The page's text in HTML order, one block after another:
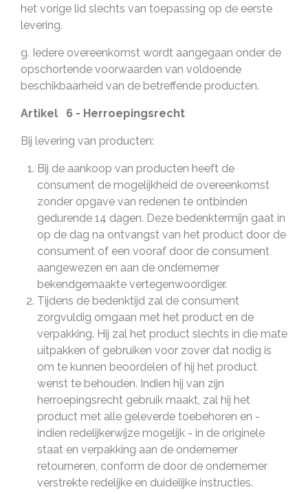
het vorige lid slechts van toepassing op de eerste
levering.
g. Iedere overeenkomst wordt aangegaan onder de
opschortende voorwaarden van voldoende
beschikbaarheid van de betreffende producten.
Artikel 6 - Herroepingsrecht
Bij levering van producten:
Bij de aankoop van producten heeft de
consument de mogelijkheid de overeenkomst
zonder opgave van redenen te ontbinden
gedurende 14 dagen. Deze bedenktermijn gaat in
op de dag na ontvangst van het product door de
consument of een vooraf door de consument
aangewezen en aan de ondernemer
bekendgemaakte vertegenwoordiger.
Tijdens de bedenktijd zal de consument
zorgvuldig omgaan met het product en de
verpakking. Hij zal het product slechts in die mate
uitpakken of gebruiken voor zover dat nodig is
om te kunnen beoordelen of hij het product
wenst te behouden. Indien hij van zijn
herroepingsrecht gebruik maakt, zal hij het
product met alle geleverde toebehoren en -
indien redelijkerwijze mogelijk - in de originele
staat en verpakking aan de ondernemer
retourneren, conform de door de ondernemer
verstrekte redelijke en duidelijke instructies.